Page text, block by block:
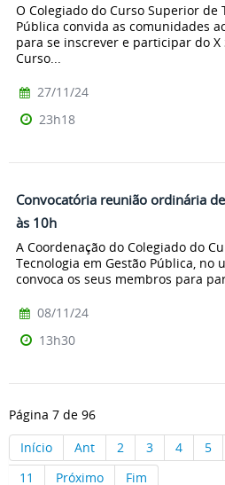
O Colegiado do Curso Superior de
Pública convida as comunidades
para se inscrever e participar do
Curso...
27/11/24
23h18
Convocatória reunião ordinária
às 10h
A Coordenação do Colegiado do
Tecnologia em Gestão Pública, no
convoca os seus membros para
08/11/24
13h30
Página 7 de 96
Início
Ant 2 3 4 5
11
Próximo Fim